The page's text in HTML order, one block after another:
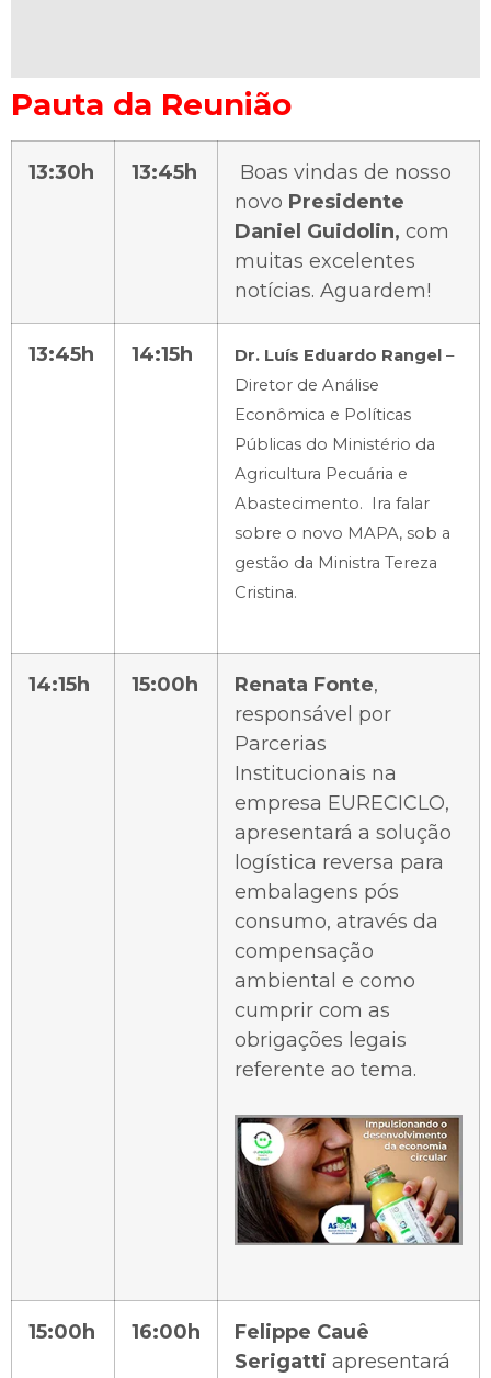
Pauta da Reunião
13:30h 13:45h
Boas vindas de nosso
novo Presidente
Daniel Guidolin, com
muitas excelentes
notícias. Aguardem!
13:45h 14:15h Dr. Luís Eduardo Rangel –
Diretor de Análise
Econômica e Políticas
Públicas do Ministério da
Agricultura Pecuária e
Abastecimento. Ira falar
sobre o novo MAPA, sob a
gestão da Ministra Tereza
Cristina.
14:15h 15:00h Renata Fonte,
responsável por
Parcerias
Institucionais na
empresa EURECICLO,
apresentará a solução
logística reversa para
embalagens pós
consumo, através da
compensação
ambiental e como
cumprir com as
obrigações legais
referente ao tema.
15:00h 16:00h
Felippe Cauê
Serigatti apresentará